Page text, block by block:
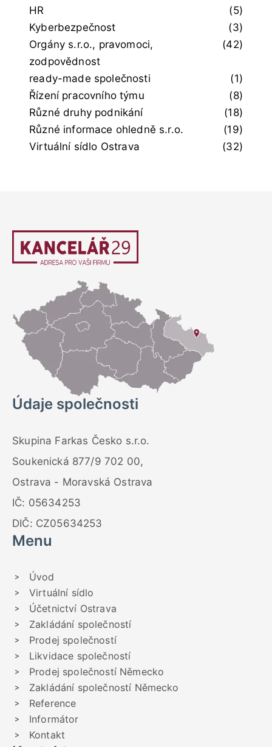
HR
(5)
Kyberbezpečnost
(3)
Orgány s.r.o., pravomoci,
zodpovědnost
(42)
ready-made společnosti
(1)
Řízení pracovního týmu
(8)
Různé druhy podnikání
(18)
Různé informace ohledně s.r.o.
(19)
Virtuální sídlo Ostrava
(32)
Údaje společnosti
Skupina Farkas Česko s.r.o.
Soukenická 877/9 702 00,
Ostrava - Moravská Ostrava
IČ: 05634253
DIČ: CZ05634253
Menu
Úvod
Virtuální sídlo
Účetnictví Ostrava
Zakládání společností
Prodej společností
Likvidace společností
Prodej společností Německo
Zakládání společností Německo
Reference
Informátor
Kontakt